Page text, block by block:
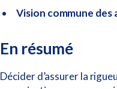
Vision commune des
En résumé
Décider d’assurer la